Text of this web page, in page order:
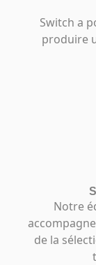
Switch a
produire
Notre
de la